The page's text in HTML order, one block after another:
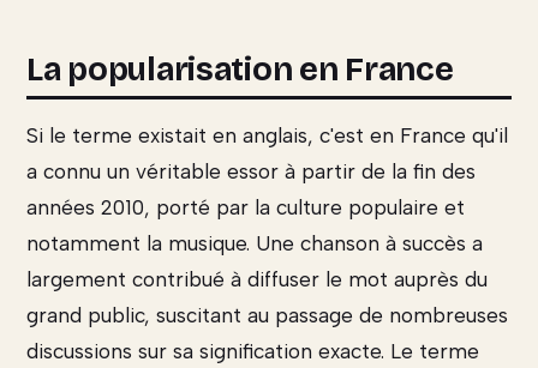
La popularisation en France
Si le terme existait en anglais, c'est en France qu'il
a connu un véritable essor à partir de la fin des
années 2010, porté par la culture populaire et
notamment la musique. Une chanson à succès a
largement contribué à diffuser le mot auprès du
grand public, suscitant au passage de nombreuses
discussions sur sa signification exacte. Le terme